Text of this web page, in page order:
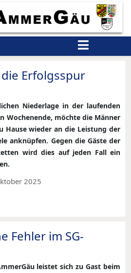
Erfolgsspur
Niederlage in der laufenden
Wochenende, möchte die Männer
Hause wieder an die Leistung der
anknüpfen. Gegen die Gäste der
wird dies auf jeden Fall ein
2025
Fehler im SG-
leistet sich zu Gast beim